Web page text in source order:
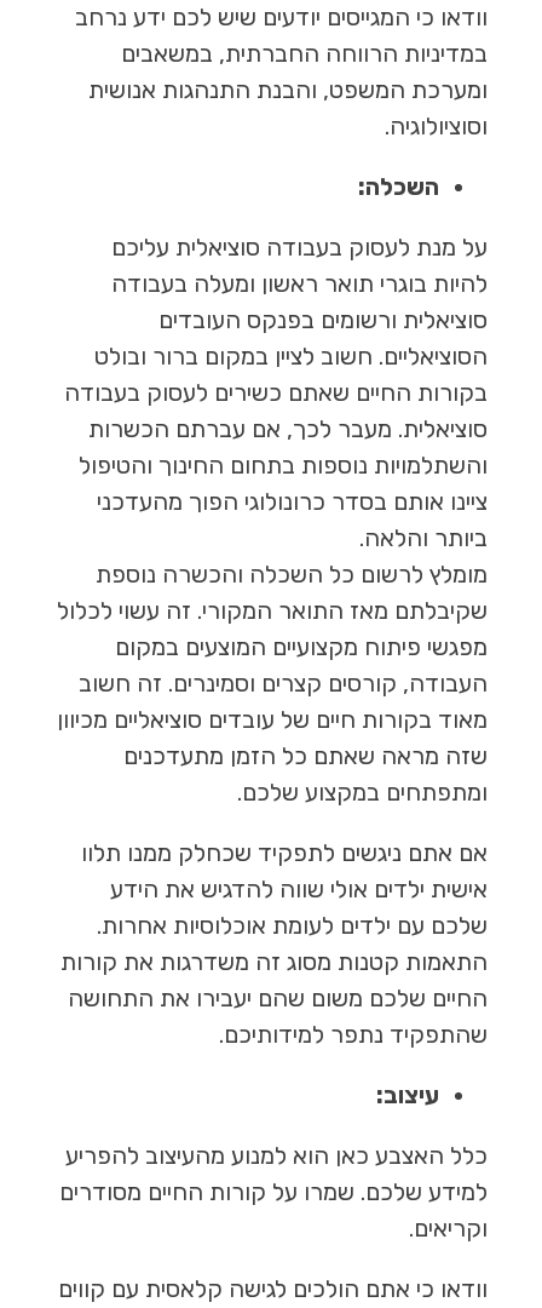
וודאו כי המגייסים יודעים שיש לכם ידע נרחב
במדיניות הרווחה החברתית, במשאבים
ומערכת המשפט, והבנת התנהגות אנושית
וסוציולוגיה.
השכלה:
על מנת לעסוק בעבודה סוציאלית עליכם
להיות בוגרי תואר ראשון ומעלה בעבודה
סוציאלית ורשומים בפנקס העובדים
הסוציאליים. חשוב לציין במקום ברור ובולט
בקורות החיים שאתם כשירים לעסוק בעבודה
סוציאלית. מעבר לכך, אם עברתם הכשרות
והשתלמויות נוספות בתחום החינוך והטיפול
ציינו אותם בסדר כרונולוגי הפוך מהעדכני
ביותר והלאה.
מומלץ לרשום כל השכלה והכשרה נוספת
שקיבלתם מאז התואר המקורי. זה עשוי לכלול
מפגשי פיתוח מקצועיים המוצעים במקום
העבודה, קורסים קצרים וסמינרים. זה חשוב
מאוד בקורות חיים של עובדים סוציאליים מכיוון
שזה מראה שאתם כל הזמן מתעדכנים
ומתפתחים במקצוע שלכם.
אם אתם ניגשים לתפקיד שכחלק ממנו תלוו
אישית ילדים אולי שווה להדגיש את הידע
שלכם עם ילדים לעומת אוכלוסיות אחרות.
התאמות קטנות מסוג זה משדרגות את קורות
החיים שלכם משום שהם יעבירו את התחושה
שהתפקיד נתפר למידותיכם.
עיצוב:
כלל האצבע כאן הוא למנוע מהעיצוב להפריע
למידע שלכם. שמרו על קורות החיים מסודרים
וקריאים.
וודאו כי אתם הולכים לגישה קלאסית עם קווים